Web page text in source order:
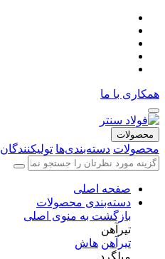
همکاری با ما
محصولات
محصولات دسته‌بندی‌ها تولیکنندگان
صفحه اصلی
دسته‌بندی محصولات
بازگشت به منوی اصلی
تیرآهن
تیرآهن هاش
میلگرد